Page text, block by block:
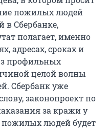
пожилых людей
Сбербанке,
полагает, именно
адресах, сроках и
профильных
целой волны
Сбербанк уже
законопроект по
за кражи у
пожилых людей будет